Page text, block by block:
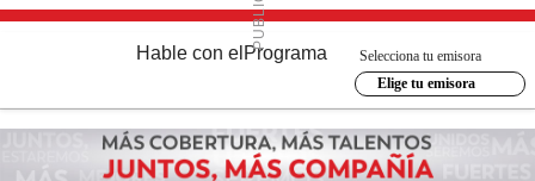
Hable con el Programa
Selecciona tu emisora
Elige tu emisora